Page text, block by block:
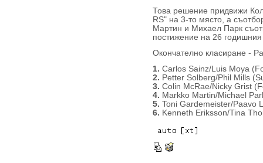
Това решение придвижи
RS" на 3-то място, а
Мартин и Михаел Парк
постижение на 26
Окончателно класиране -
1. Carlos Sainz/Luis Moya
2. Petter Solberg/Phil Mills
3. Colin McRae/Nicky Grist
4. Markko Martin/Michael
5. Toni Gardemeister/Paavo
6. Kenneth Eriksson/Tina